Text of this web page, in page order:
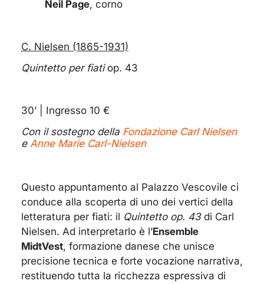
Neil Page, corno
C. Nielsen (1865-1931)
Quintetto per fiatiop. 43
30’ | Ingresso 10 €
Con il sostegno della Fondazione Carl Nielsen
e Anne Marie Carl-Nielsen
Questo appuntamento al Palazzo Vescovile ci
conduce alla scoperta di uno dei vertici della
letteratura per fiati: il Quintetto op. 43di Carl
Nielsen. Ad interpretarlo è l’Ensemble
MidtVest, formazione danese che unisce
precisione tecnica e forte vocazione narrativa,
restituendo tutta la ricchezza espressiva di